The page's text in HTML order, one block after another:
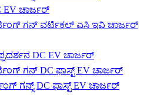
ಚಾರ್ಜರ್
ಗನ್ ವರ್ಟಿಕಲ್ ಎಸಿ ಇವಿ ಚಾರ್ಜರ್
DC EV ಚಾರ್ಜರ್
ಗನ್ DC ಫಾಸ್ಟ್ EV ಚಾರ್ಜರ್
ಗನ್ಸ್ DC ಫಾಸ್ಟ್ EV ಚಾರ್ಜರ್